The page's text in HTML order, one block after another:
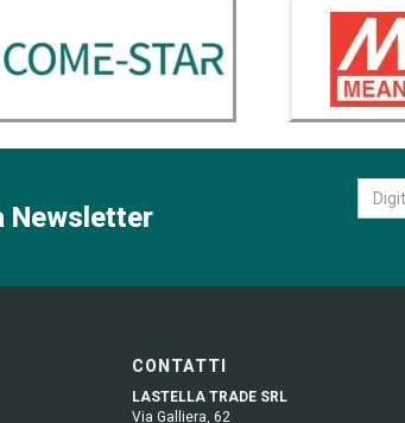
Newsletter
CONTATTI
LASTELLA TRADE SRL
Via Galliera, 62